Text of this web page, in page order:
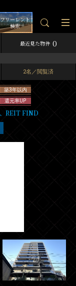
フリーレント
検索
最近見た物件 0
2名／閲覧済
築3年以内
還元率UP
REIT FIND